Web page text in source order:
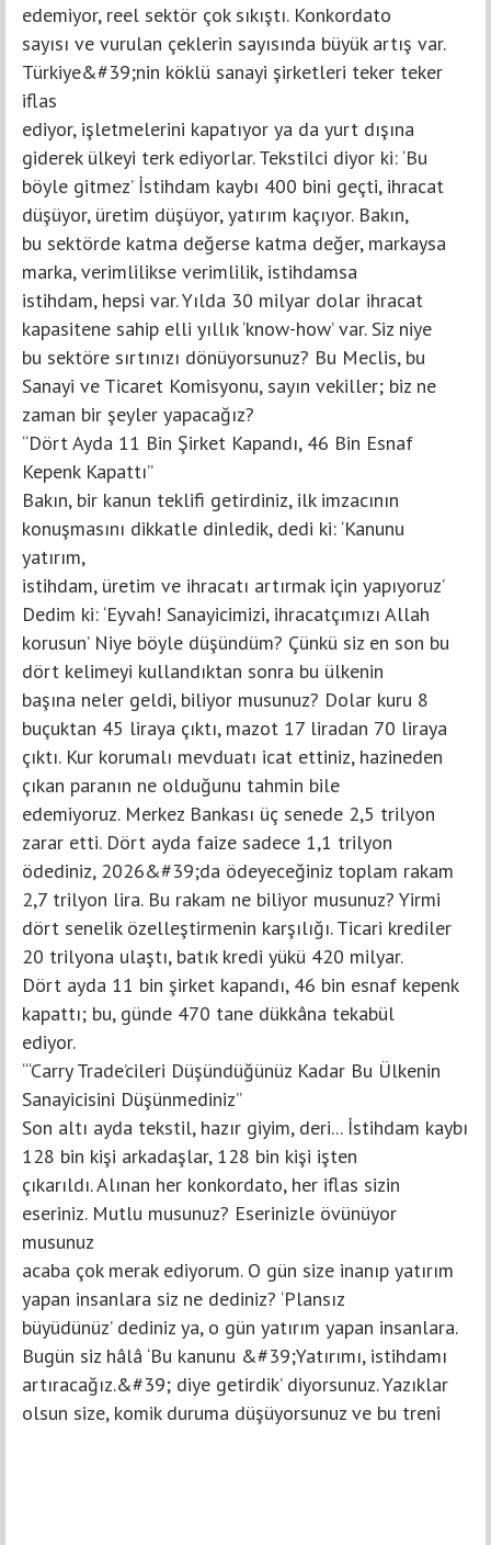
edemiyor, reel sektör çok sıkıştı. Konkordato
sayısı ve vurulan çeklerin sayısında büyük artış var.
Türkiye&#39;nin köklü sanayi şirketleri teker teker
iflas
ediyor, işletmelerini kapatıyor ya da yurt dışına
giderek ülkeyi terk ediyorlar. Tekstilci diyor ki: ‘Bu
böyle gitmez’ İstihdam kaybı 400 bini geçti, ihracat
düşüyor, üretim düşüyor, yatırım kaçıyor. Bakın,
bu sektörde katma değerse katma değer, markaysa
marka, verimlilikse verimlilik, istihdamsa
istihdam, hepsi var. Yılda 30 milyar dolar ihracat
kapasitene sahip elli yıllık ‘know-how’ var. Siz niye
bu sektöre sırtınızı dönüyorsunuz? Bu Meclis, bu
Sanayi ve Ticaret Komisyonu, sayın vekiller; biz ne
zaman bir şeyler yapacağız?
“Dört Ayda 11 Bin Şirket Kapandı, 46 Bin Esnaf
Kepenk Kapattı”
Bakın, bir kanun teklifi getirdiniz, ilk imzacının
konuşmasını dikkatle dinledik, dedi ki: ‘Kanunu
yatırım,
istihdam, üretim ve ihracatı artırmak için yapıyoruz’
Dedim ki: ‘Eyvah! Sanayicimizi, ihracatçımızı Allah
korusun’ Niye böyle düşündüm? Çünkü siz en son bu
dört kelimeyi kullandıktan sonra bu ülkenin
başına neler geldi, biliyor musunuz? Dolar kuru 8
buçuktan 45 liraya çıktı, mazot 17 liradan 70 liraya
çıktı. Kur korumalı mevduatı icat ettiniz, hazineden
çıkan paranın ne olduğunu tahmin bile
edemiyoruz. Merkez Bankası üç senede 2,5 trilyon
zarar etti. Dört ayda faize sadece 1,1 trilyon
ödediniz, 2026&#39;da ödeyeceğiniz toplam rakam
2,7 trilyon lira. Bu rakam ne biliyor musunuz? Yirmi
dört senelik özelleştirmenin karşılığı. Ticari krediler
20 trilyona ulaştı, batık kredi yükü 420 milyar.
Dört ayda 11 bin şirket kapandı, 46 bin esnaf kepenk
kapattı; bu, günde 470 tane dükkâna tekabül
ediyor.
“‘Carry Trade’cileri Düşündüğünüz Kadar Bu Ülkenin
Sanayicisini Düşünmediniz”
Son altı ayda tekstil, hazır giyim, deri... İstihdam kaybı
128 bin kişi arkadaşlar, 128 bin kişi işten
çıkarıldı. Alınan her konkordato, her iflas sizin
eseriniz. Mutlu musunuz? Eserinizle övünüyor
musunuz
acaba çok merak ediyorum. O gün size inanıp yatırım
yapan insanlara siz ne dediniz? ‘Plansız
büyüdünüz’ dediniz ya, o gün yatırım yapan insanlara.
Bugün siz hâlâ ‘Bu kanunu &#39;Yatırımı, istihdamı
artıracağız.&#39; diye getirdik’ diyorsunuz. Yazıklar
olsun size, komik duruma düşüyorsunuz ve bu treni